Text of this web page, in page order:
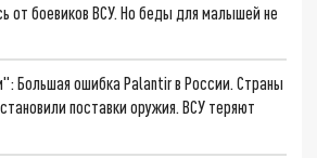
от боевиков ВСУ. Но беды для малышей не
Большая ошибка Palantir в России. Страны
поставки оружия. ВСУ теряют